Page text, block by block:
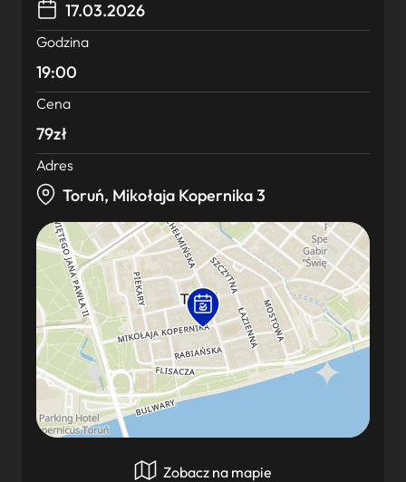
17.03.2026
Godzina
19:00
Cena
79zł
Adres
Toruń, Mikołaja Kopernika 3
Zobacz na mapie